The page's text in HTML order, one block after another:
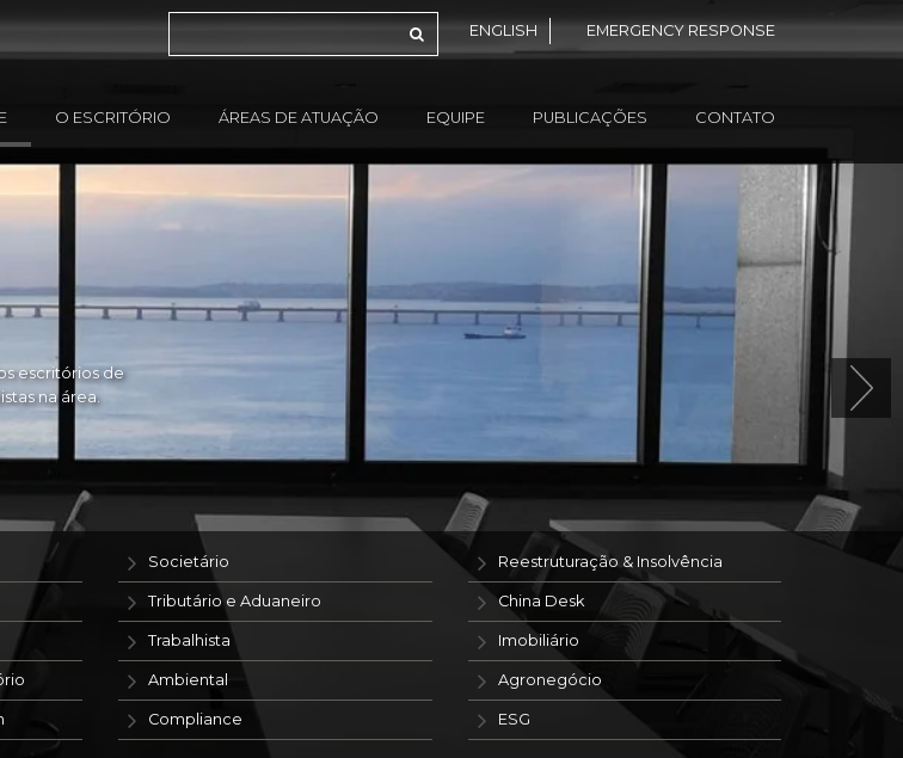
ENGLISH EMERGENCY RESPONSE
O ESCRITÓRIO ÁREAS DE ATUAÇÃO EQUIPE PUBLICAÇÕES CONTATO
escritórios de
na área.
Societário
Tributário e Aduaneiro
Trabalhista
Ambiental
Compliance
Reestruturação & Insolvência
China Desk
Imobiliário
Agronegócio
ESG